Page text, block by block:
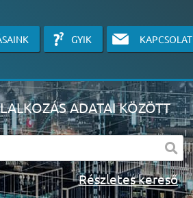
GYIK KAPCSOLAT
ADATAI KÖZÖTT
Részletes kereső